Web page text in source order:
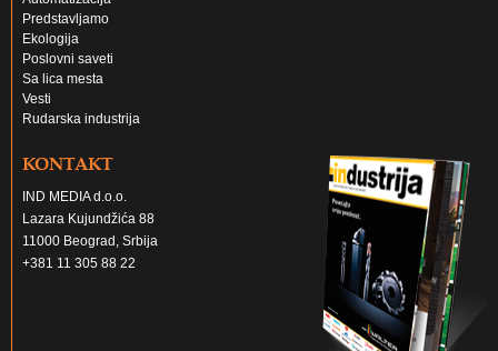
Predstavljamo
Ekologija
Poslovni saveti
Sa lica mesta
Vesti
Rudarska industrija
KONTAKT
IND MEDIA d.o.o.
Lazara Kujundžića 88
11000 Beograd, Srbija
+381 11 305 88 22